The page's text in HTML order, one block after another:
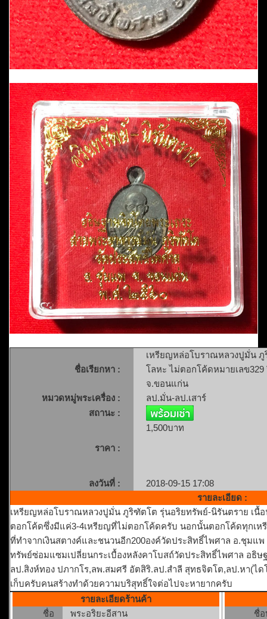
ชื่อเรียกหา :
เหรียญหล่อโบราณหลวงปูมั่น ภู
โลหะ ไม่ตอกโค้ดหมายเลข
จ.ขอนแก่น
หมวดหมู่พระเครื่อง :
ลป.มั่น-ลป.เสาร์
สถานะ :
ราคา :
1,500บาท
ลงวันที่ :
2018-09-15 17:08
รายละเอียด :
เหรียญหล่อโบราณหลวงปูมั่น ภูริฑัตโต รุ่นอริยทรัพย์-นิรันตราย เนื้อ
ตอกโค้ดซึ่งมีแค่3-4เหรียญที่ไม่ตอกโค้ดครับ นอกนั้นตอกโค้ดทุกเห
ที่ทำจากเงินสตางค์และชนวนอีก200องค์วัดประสิทธิ์ไพศาล อ.ชุมแ
ทรัพย์ซ่อมแซมเปลี่ยนกระเบื้องหลังคาโบสถ์วัดประสิทธิ์ไพศาล อธิษ
ลป.สิงห์ทอง ปภากโร,ลพ.สมศรี อัตสิริ.ลป.สำลี สุทธจิตโต,ลป.หา(ไ
เก็บครับคนสร้างทำด้วยความบริสุทธิ์ใจต่อไปจะหายากครับ
รายละเอียดร้านค้า
ชื่อ
พระอริยะอีสาน
ชื่